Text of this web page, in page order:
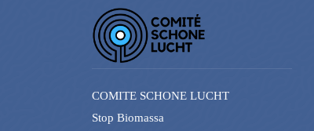
COMITE SCHONE LUCHT
Stop Biomassa